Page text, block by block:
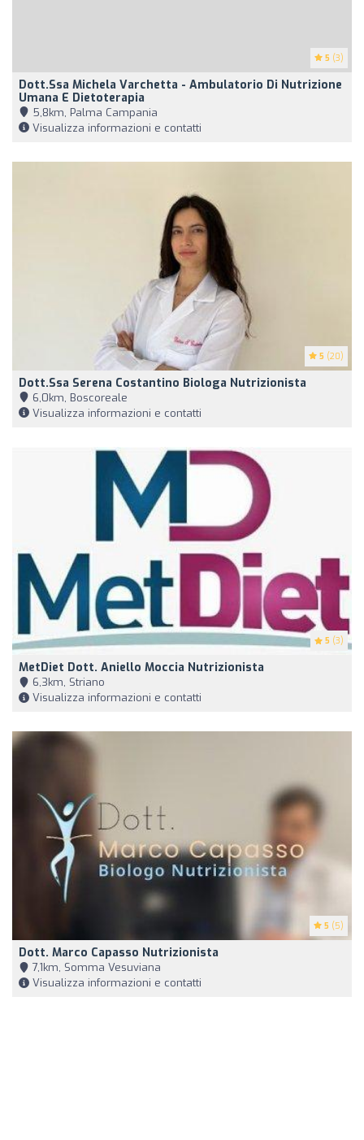
5 (3)
Dott.ssa Michela Varchetta - Ambulatorio Di Nutrizione
Umana E Dietoterapia
5,8km, Palma Campania
Visualizza informazioni e contatti
5 (20)
Dott.ssa Serena Costantino Biologa Nutrizionista
6,0km, Boscoreale
Visualizza informazioni e contatti
5 (3)
MetDiet Dott. Aniello Moccia Nutrizionista
6,3km, Striano
Visualizza informazioni e contatti
5 (5)
Dott. Marco Capasso Nutrizionista
7,1km, Somma Vesuviana
Visualizza informazioni e contatti